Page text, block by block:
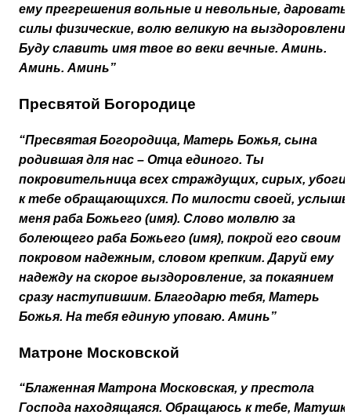
ему прегрешения вольные и невольные, даровать
силы физические, волю великую на
Буду славить имя твое во веки вечные. Аминь.
Аминь. Аминь”
Пресвятой Богородице
“Пресвятая Богородица, Матерь Божья, сына
родившая для нас – Отца единого. Ты
покровительница всех страждущих, сирых,
к тебе обращающихся. По милости своей, услышь
меня раба Божьего (имя). Слово молвлю за
болеющего раба Божьего (имя), покрой его своим
покровом надежным, словом крепким. Даруй ему
надежду на скорое выздоровление, за покаянием
сразу наступившим. Благодарю тебя, Матерь
Божья. На тебя единую уповаю. Аминь”
Матроне Московской
“Блаженная Матрона Московская, у престола
Господа находящаяся. Обращаюсь к тебе,